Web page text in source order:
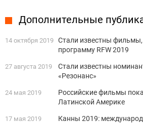
Дополнительные
14 октября 2019 Стали известны
программу RFW 2019
27 августа 2019
Стали известны
«Резонанс»
24 мая 2019
Российские фильмы
Латинской Америке
17 мая 2019
Канны 2019: